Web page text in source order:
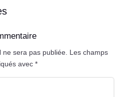
ne sera pas publiée. Les champs
avec *